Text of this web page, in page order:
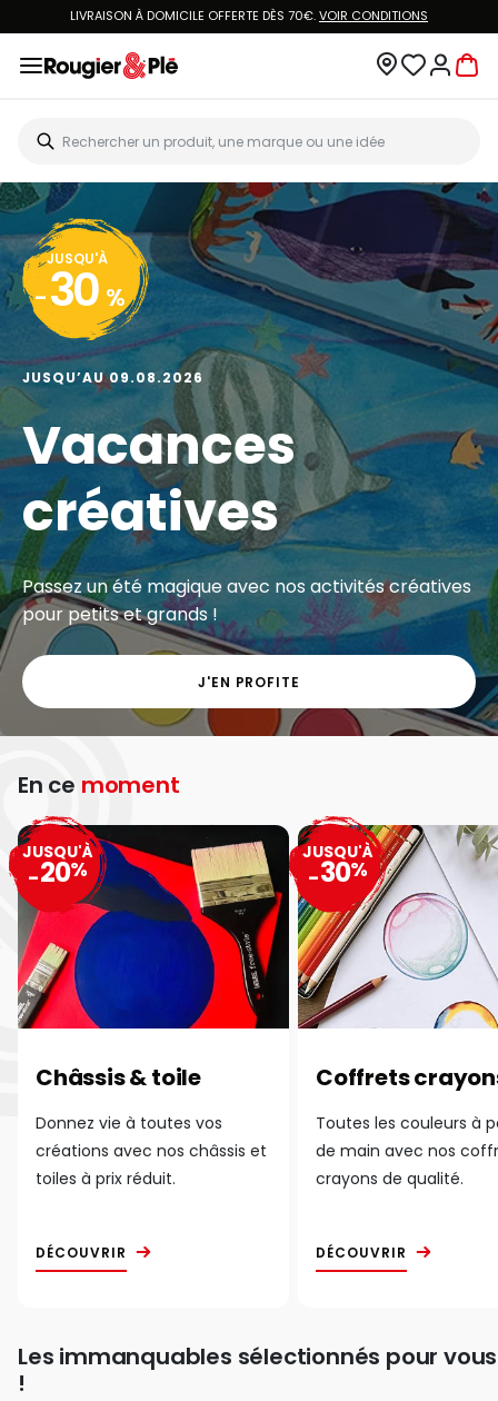
LIVRAISON À DOMICILE OFFERTE DÈS 70€.VOIR CONDITIONS
JUSQU'À
- 30 %
JUSQU’AU 09.08.2026
Vacances
créatives
Passez un été magique avec nos activités créatives
pour petits et grands !
J'EN PROFITE
En ce moment
Châssis & toile
Donnez vie à toutes vos
créations avec nos châssis et
toiles à prix réduit.
DÉCOUVRIR
JUSQU'À
-20%
Coffrets
Toutes les couleurs à
de main avec nos
crayons de qualité.
DÉCOUVRIR
JUSQU'À
-30%
Les immanquables sélectionnés pour vous
!